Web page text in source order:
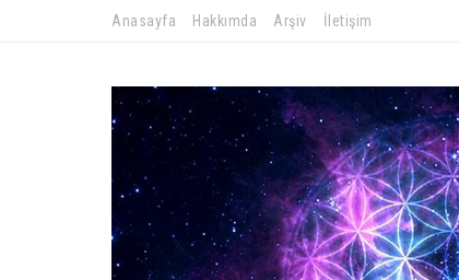
Anasayfa Hakkımda Arşiv İletişim